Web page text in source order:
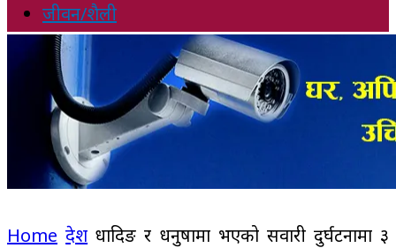
जीवन/शैली
Home देश धादिङ र धनुषामा भएको सवारी दुर्घटनामा ३